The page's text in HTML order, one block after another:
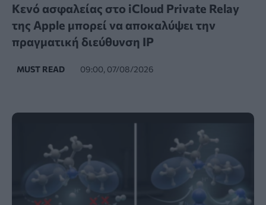
Κενό ασφαλείας στο iCloud Private Relay
της Apple μπορεί να αποκαλύψει την
πραγματική διεύθυνση IP
MUST READ 09:00, 07/08/2026